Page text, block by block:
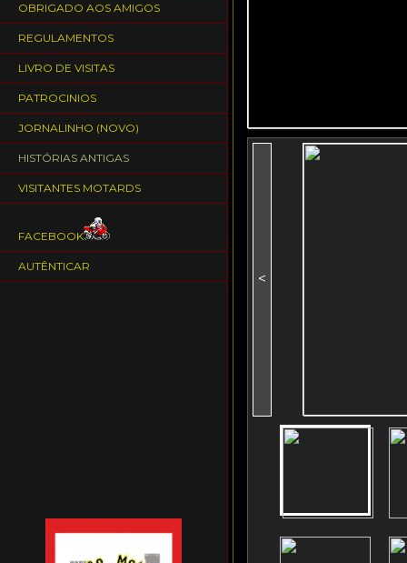
OBRIGADO AOS AMIGOS
REGULAMENTOS
LIVRO DE VISITAS
PATROCINIOS
JORNALINHO (NOVO)
HISTÓRIAS ANTIGAS
VISITANTES MOTARDS
FACEBOOK
AUTÊNTICAR
<